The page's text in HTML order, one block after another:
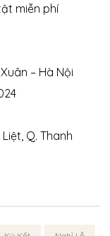
miễn phí
– Hà Nội
Q. Thanh